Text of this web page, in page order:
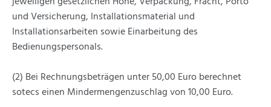
und Versicherung, Installationsmaterial und
Installationsarbeiten sowie Einarbeitung des
Bedienungspersonals.
(2) Bei Rechnungsbeträgen unter 50,00 Euro berechnet
sotecs einen Mindermengenzuschlag von 10,00 Euro.